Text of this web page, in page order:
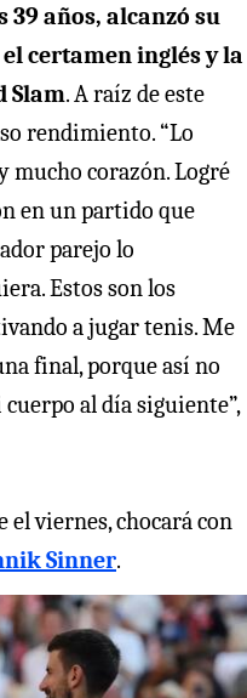
39 años, alcanzó su
certamen inglés y la
Slam. A raíz de este
rendimiento. “Lo
mucho corazón. Logré
en un partido que
parejo lo
Estos son los
a jugar tenis. Me
final, porque así no
al día siguiente”,
el viernes, chocará con
Sinner.